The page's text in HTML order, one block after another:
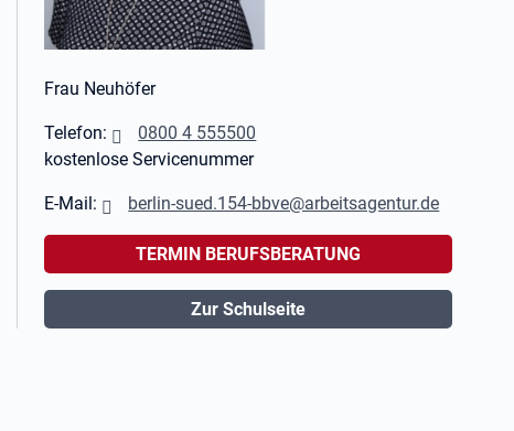
Frau Neuhöfer
Telefon:
0800 4 555500
kostenlose Servicenummer
E-Mail: berlin-sued.154-bbve@arbeitsagentur.de
TERMIN BERUFSBERATUNG
Zur Schulseite